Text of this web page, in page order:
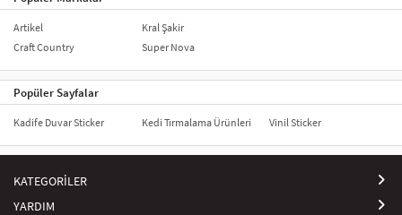
Artikel
Craft Country
Kral Şakir
Super Nova
Popüler Sayfalar
Kadife Duvar Sticker Kedi Tırmalama Ürünleri Vinil Sticker
KATEGORİLER
YARDIM